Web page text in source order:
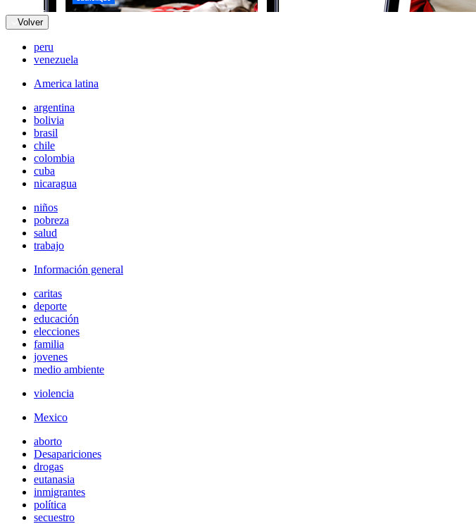
Volver
peru
venezuela
America latina
argentina
bolivia
brasil
chile
colombia
cuba
nicaragua
niños
pobreza
salud
trabajo
Información general
caritas
deporte
educación
elecciones
familia
jovenes
medio ambiente
violencia
Mexico
aborto
Desapariciones
drogas
eutanasia
inmigrantes
política
secuestro